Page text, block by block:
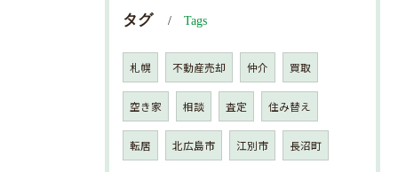
タグ Tags
札幌 不動産売却 仲介 買取
空き家 相談 査定 住み替え
転居 北広島市 江別市 長沼町